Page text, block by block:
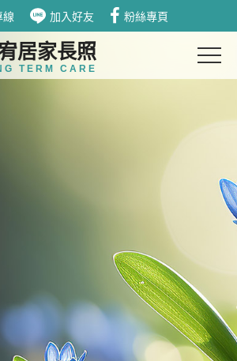
線 加入好友 粉絲專頁
居家長照
TERM CARE